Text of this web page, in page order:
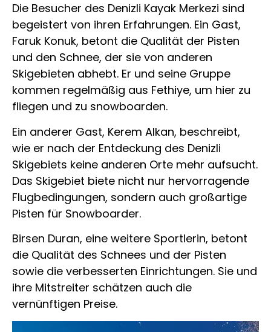
Die Besucher des Denizli Kayak Merkezi sind
begeistert von ihren Erfahrungen. Ein Gast,
Faruk Konuk, betont die Qualität der Pisten
und den Schnee, der sie von anderen
Skigebieten abhebt. Er und seine Gruppe
kommen regelmäßig aus Fethiye, um hier zu
fliegen und zu snowboarden.
Ein anderer Gast, Kerem Alkan, beschreibt,
wie er nach der Entdeckung des Denizli
Skigebiets keine anderen Orte mehr aufsucht.
Das Skigebiet biete nicht nur hervorragende
Flugbedingungen, sondern auch großartige
Pisten für Snowboarder.
Birsen Duran, eine weitere Sportlerin, betont
die Qualität des Schnees und der Pisten
sowie die verbesserten Einrichtungen. Sie und
ihre Mitstreiter schätzen auch die
vernünftigen Preise.